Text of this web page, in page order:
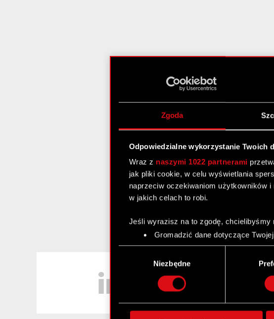
Zgoda
Odpowiedzialne wykorzystanie Twoich
Wraz z naszymi 1022 partnerami
jak pliki cookie, w celu wyświetlania
naprzeciw oczekiwaniom użytkowników
w jakich celach to robi.
Jeśli wyrazisz na to zgodę, chcielibyśmy
Gromadzić dane dotyczące
Identyfikować Twoje urządzenie,
Dowiedz się więcej odnośnie tego, jak
szczegółów . W Deklaracji plików cookie
Wykorzystujemy pliki cookie do
Niezbędne